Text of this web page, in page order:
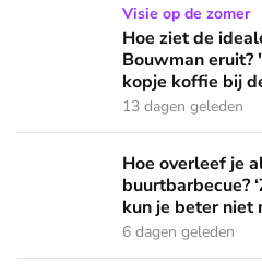
Hoe ziet de ideale zomerdag
Visie op de zomer
Hoe ziet de
Bouwman eruit?
kopje koffie bij
13 dagen geleden
Hoe overleef je als christen
Hoe overleef je
buurtbarbecue?
kun je beter niet
6 dagen geleden